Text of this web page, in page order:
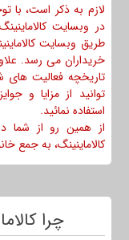
لازم به ذکر است، با
در وبسایت
طریق وبسایت
خریداران می رسد.
تاریخچه فعالیت های
توانید از مزایا و
استفاده نمائید.
از همین رو از شما
کالاماینینگ، به جمع
چرا